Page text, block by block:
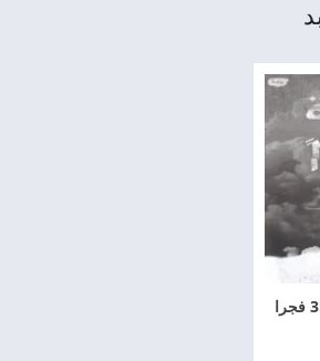
تحميل رواية طائرة 3:15 فجرا